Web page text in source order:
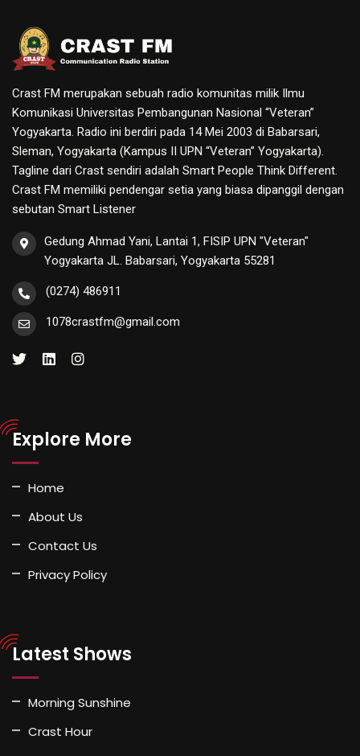
Crast FM merupakan sebuah radio komunitas milik Ilmu
Komunikasi Universitas Pembangunan Nasional “Veteran”
Yogyakarta. Radio ini berdiri pada 14 Mei 2003 di Babarsari,
Sleman, Yogyakarta (Kampus II UPN “Veteran” Yogyakarta).
Tagline dari Crast sendiri adalah Smart People Think Different.
Crast FM memiliki pendengar setia yang biasa dipanggil dengan
sebutan Smart Listener
Gedung Ahmad Yani, Lantai 1, FISIP UPN "Veteran"
Yogyakarta JL. Babarsari, Yogyakarta 55281
(0274) 486911
1078crastfm@gmail.com
Explore More
Home
About Us
Contact Us
Privacy Policy
Latest Shows
Morning Sunshine
Crast Hour